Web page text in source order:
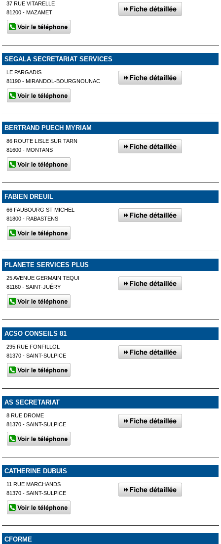
37 RUE VITARELLE
81200 - MAZAMET
SEGALA SECRETARIAT SERVICES
LE PARGADIS
81190 - MIRANDOL-BOURGNOUNAC
BERTRAND PUECH MYRIAM
86 ROUTE LISLE SUR TARN
81600 - MONTANS
FABIEN DREUIL
66 FAUBOURG ST MICHEL
81800 - RABASTENS
PLANETE SERVICES PLUS
25 AVENUE GERMAIN TEQUI
81160 - SAINT-JUÉRY
ACSO CONSEILS 81
295 RUE FONFILLOL
81370 - SAINT-SULPICE
AS SECRETARIAT
8 RUE DROME
81370 - SAINT-SULPICE
CATHERINE DUBUIS
11 RUE MARCHANDS
81370 - SAINT-SULPICE
CFORME